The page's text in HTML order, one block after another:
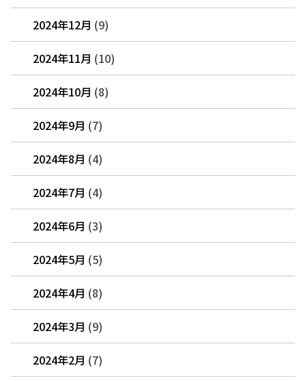
2024年12月 (9)
2024年11月 (10)
2024年10月 (8)
2024年9月 (7)
2024年8月 (4)
2024年7月 (4)
2024年6月 (3)
2024年5月 (5)
2024年4月 (8)
2024年3月 (9)
2024年2月 (7)